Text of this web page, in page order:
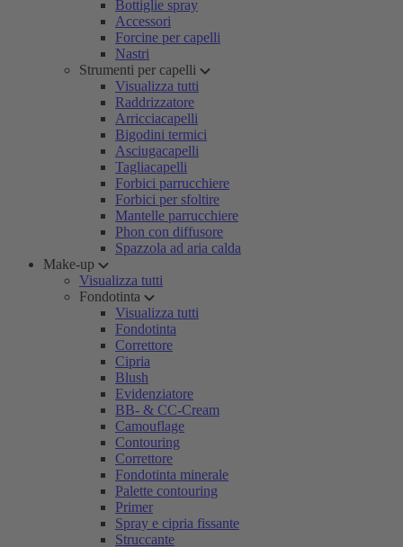
Bottiglie spray
Accessori
Forcine per capelli
Nastri
Strumenti per capelli
Visualizza tutti
Raddrizzatore
Arricciacapelli
Bigodini termici
Asciugacapelli
Tagliacapelli
Forbici parrucchiere
Forbici per sfoltire
Mantelle parrucchiere
Phon con diffusore
Spazzola ad aria calda
Make-up
Visualizza tutti
Fondotinta
Visualizza tutti
Fondotinta
Correttore
Cipria
Blush
Evidenziatore
BB- & CC-Cream
Camouflage
Contouring
Correttore
Fondotinta minerale
Palette contouring
Primer
Spray e cipria fissante
Struccante